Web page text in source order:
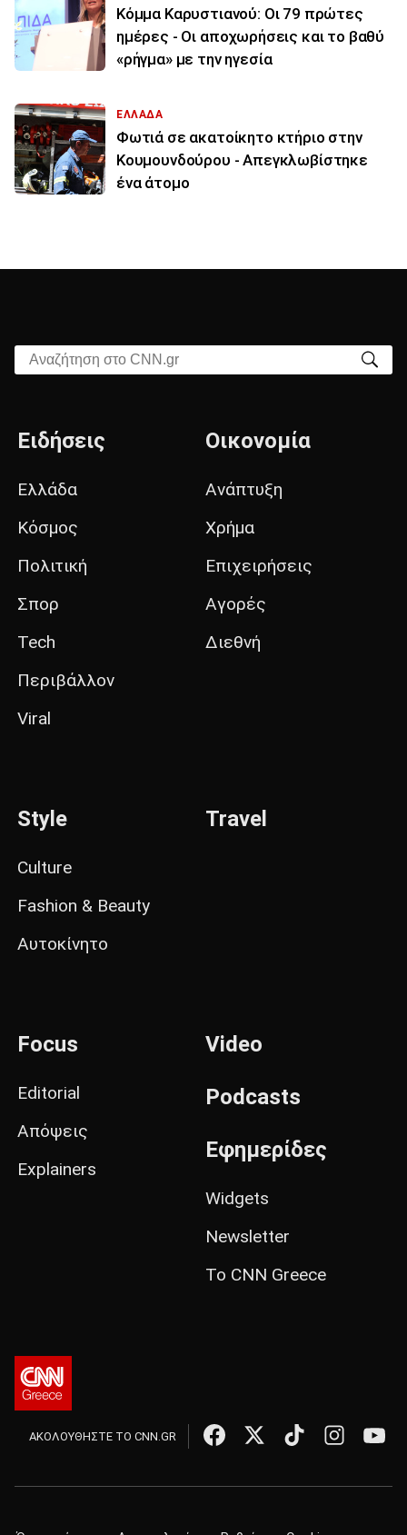
Κόμμα Καρυστιανού: Οι 79 πρώτες
ημέρες - Οι αποχωρήσεις και το βαθύ
«ρήγμα» με την ηγεσία
ΕΛΛΑΔΑ
Φωτιά σε ακατοίκητο κτήριο στην
Κουμουνδούρου - Απεγκλωβίστηκε
ένα άτομο
Αναζήτηση στο CNN.gr
Ειδήσεις
Ελλάδα
Κόσμος
Πολιτική
Σπορ
Tech
Περιβάλλον
Viral
Οικονομία
Ανάπτυξη
Χρήμα
Επιχειρήσεις
Αγορές
Διεθνή
Style
Culture
Fashion & Beauty
Αυτοκίνητο
Travel
Focus
Editorial
Απόψεις
Explainers
Video
Podcasts
Εφημερίδες
Widgets
Newsletter
Το CNN Greece
ΑΚΟΛΟΥΘΗΣΤΕ ΤΟ CNN.GR